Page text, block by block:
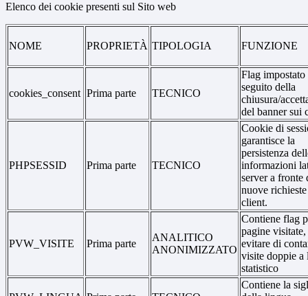
Elenco dei cookie presenti sul Sito web
NOME PROPRIETÀ TIPOLOGIA FUNZIONE
cookies_consent Prima parte TECNICO
Flag impostato
seguito della
chiusura/
del banner sui
PHPSESSID Prima parte TECNICO
Cookie di
garantisce la
persistenza
informazioni
server a fronte
nuove
client.
PVW_VISITE Prima parte
ANALITICO
ANONIMIZZATO
Contiene flag
pagine visitate,
evitare di
visite doppie a
statistico
Contiene la